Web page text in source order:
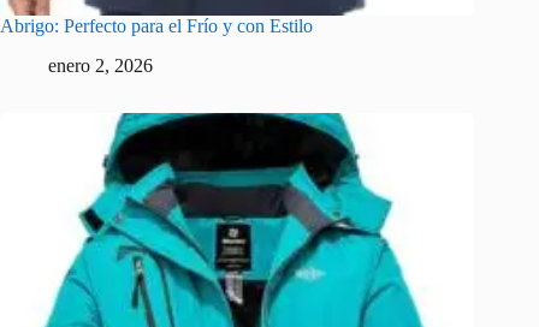
Abrigo: Perfecto para el Frío y con Estilo
enero 2, 2026